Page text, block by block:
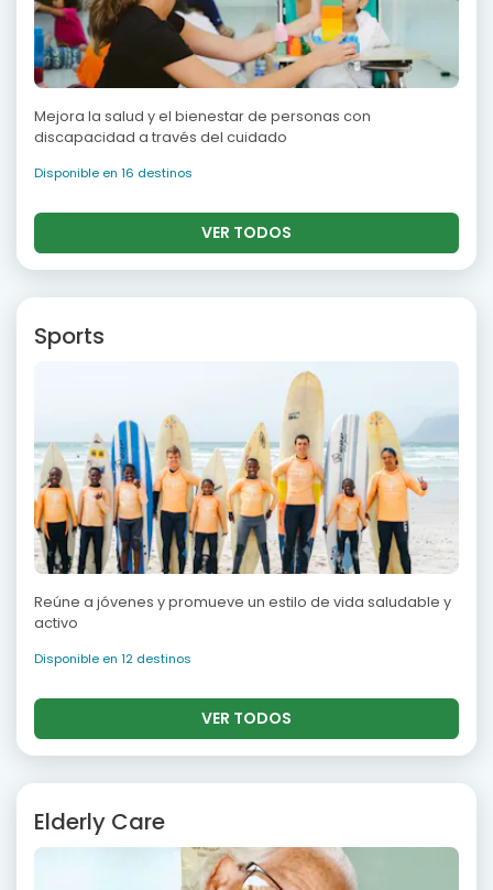
Mejora la salud y el bienestar de personas con
discapacidad a través del cuidado
Disponible en 16 destinos
VER TODOS
Sports
Reúne a jóvenes y promueve un estilo de vida saludable y
activo
Disponible en 12 destinos
VER TODOS
Elderly Care